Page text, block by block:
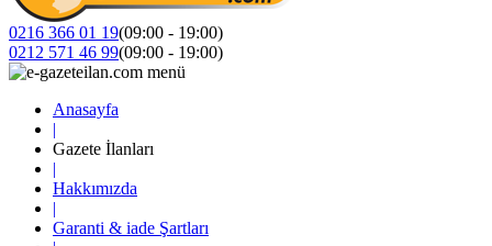
0216 366 01 19(09:00 - 19:00)
0212 571 46 99(09:00 - 19:00)
Anasayfa
|
Gazete İlanları
|
Hakkımızda
|
Garanti & iade Şartları